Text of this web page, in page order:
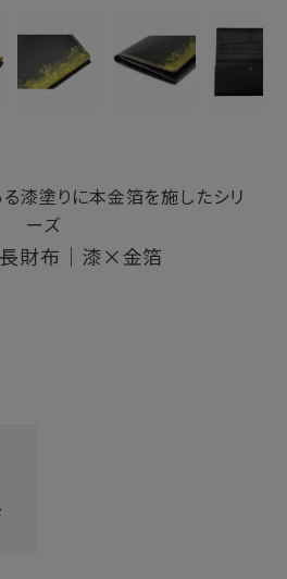
漆塗りに本金箔を施したシリ
ーズ
長財布｜漆×金箔